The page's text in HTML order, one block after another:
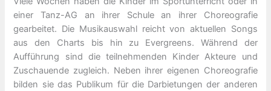
einer Tanz-AG an ihrer Schule an ihrer Choreografie
gearbeitet. Die Musikauswahl reicht von aktuellen Songs
aus den Charts bis hin zu Evergreens. Während der
Aufführung sind die teilnehmenden Kinder Akteure und
Zuschauende zugleich. Neben ihrer eigenen Choreografie
bilden sie das Publikum für die Darbietungen der anderen